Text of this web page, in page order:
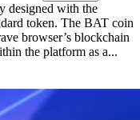
designed with the
token. The BAT coin
browser’s blockchain
the platform as a...